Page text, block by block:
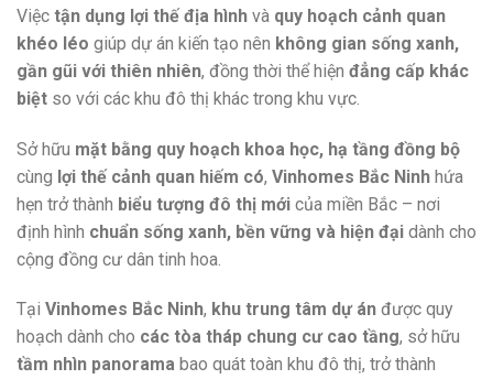
Việc tận dụng lợi thế địa hình và quy hoạch cảnh quan
khéo léo giúp dự án kiến tạo nên không gian sống xanh,
gần gũi với thiên nhiên, đồng thời thể hiện đẳng cấp khác
biệt so với các khu đô thị khác trong khu vực.
Sở hữu mặt bằng quy hoạch khoa học, hạ tầng đồng bộ
cùng lợi thế cảnh quan hiếm có, Vinhomes Bắc Ninh hứa
hẹn trở thành biểu tượng đô thị mới của miền Bắc – nơi
định hình chuẩn sống xanh, bền vững và hiện đại dành cho
cộng đồng cư dân tinh hoa.
Tại Vinhomes Bắc Ninh, khu trung tâm dự án được quy
hoạch dành cho các tòa tháp chung cư cao tầng, sở hữu
tầm nhìn panorama bao quát toàn khu đô thị, trở thành